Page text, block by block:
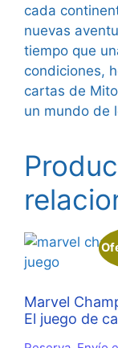
cada
nuevas
tiempo que
condiciones,
cartas de
un mundo de
Marvel
El juego de